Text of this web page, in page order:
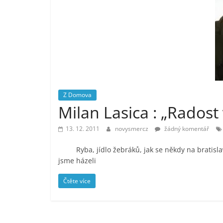
Z Domova
Milan Lasica :
13. 12. 2011 novysmercz žádný komentář
Ryba, jídlo žebráků, jak se někdy na
jsme házeli
Čtěte více